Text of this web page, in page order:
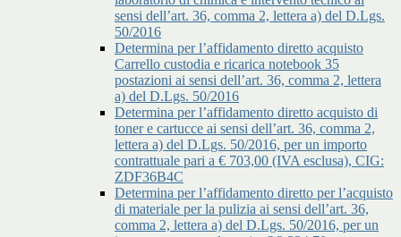
sensi dell’art. 36, comma 2, lettera a) del D.Lgs.
50/2016
Determina per l’affidamento diretto acquisto
Carrello custodia e ricarica notebook 35
postazioni ai sensi dell’art. 36, comma 2, lettera
a) del D.Lgs. 50/2016
Determina per l’affidamento diretto acquisto di
toner e cartucce ai sensi dell’art. 36, comma 2,
lettera a) del D.Lgs. 50/2016, per un importo
contrattuale pari a € 703,00 (IVA esclusa), CIG:
ZDF36B4C
Determina per l’affidamento diretto per l’acquisto
di materiale per la pulizia ai sensi dell’art. 36,
comma 2, lettera a) del D.Lgs. 50/2016, per un